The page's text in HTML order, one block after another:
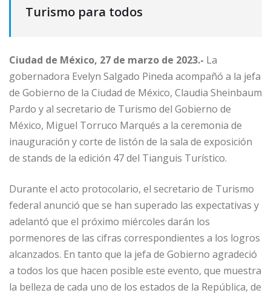
Turismo para todos
Ciudad de México, 27 de marzo de 2023.- La
gobernadora Evelyn Salgado Pineda acompañó a la jefa
de Gobierno de la Ciudad de México, Claudia Sheinbaum
Pardo y al secretario de Turismo del Gobierno de
México, Miguel Torruco Marqués a la ceremonia de
inauguración y corte de listón de la sala de exposición
de stands de la edición 47 del Tianguis Turístico.
Durante el acto protocolario, el secretario de Turismo
federal anunció que se han superado las expectativas y
adelantó que el próximo miércoles darán los
pormenores de las cifras correspondientes a los logros
alcanzados. En tanto que la jefa de Gobierno agradeció
a todos los que hacen posible este evento, que muestra
la belleza de cada uno de los estados de la República, de